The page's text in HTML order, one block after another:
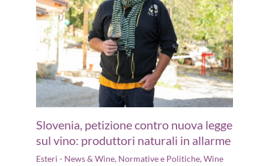
Slovenia, petizione contro nuova legge
sul vino: produttori naturali in allarme
Esteri - News & Wine, Normative e Politiche,Wine